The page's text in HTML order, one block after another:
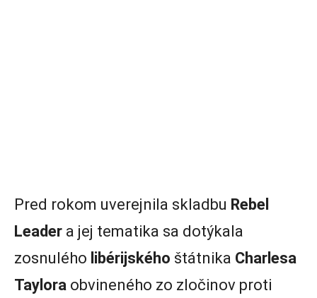
Pred rokom uverejnila skladbu Rebel
Leader a jej tematika sa dotýkala
zosnulého libérijského štátnika Charlesa
Taylora obvineného zo zločinov proti